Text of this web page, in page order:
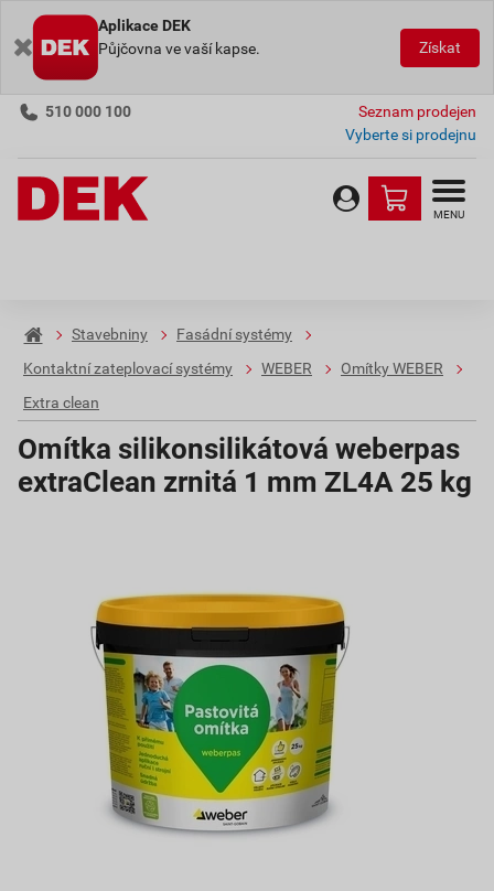
Aplikace DEK
Půjčovna ve vaší kapse.
Získat
510 000 100
Seznam prodejen
Vyberte si prodejnu
MENU
Stavebniny
Fasádní systémy
Kontaktní zateplovací systémy
WEBER
Omítky WEBER
Extra clean
Omítka silikonsilikátová weberpas
extraClean zrnitá 1 mm ZL4A 25 kg